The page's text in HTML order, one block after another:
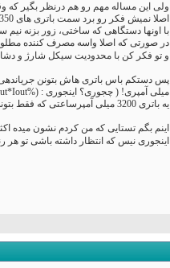
ولی این مساله مهم رو هم درنظر بگیر که وقتی صحبت از
اصلا نمیش فکر رو برد سمت باتری های 350 میلی آمپری و امثالهم!
با اونها دستگاهی که ساختی، زور بزنه
در صورتی که اصلا واسه مصرف کننده
و تو فکر کن با محدودیت سیکل شارژ و
یه باتری 3200 میلی آمپرساعتی که فقط بتونه 4 ساعت بردت رو روشن نگه داره!)
اینجوری نیس که انتظار داشته باشی تو هر رنجی و هر ولتاژی